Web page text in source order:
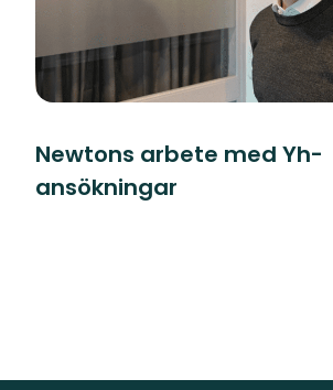
Newtons arbete med Yh-
ansökningar